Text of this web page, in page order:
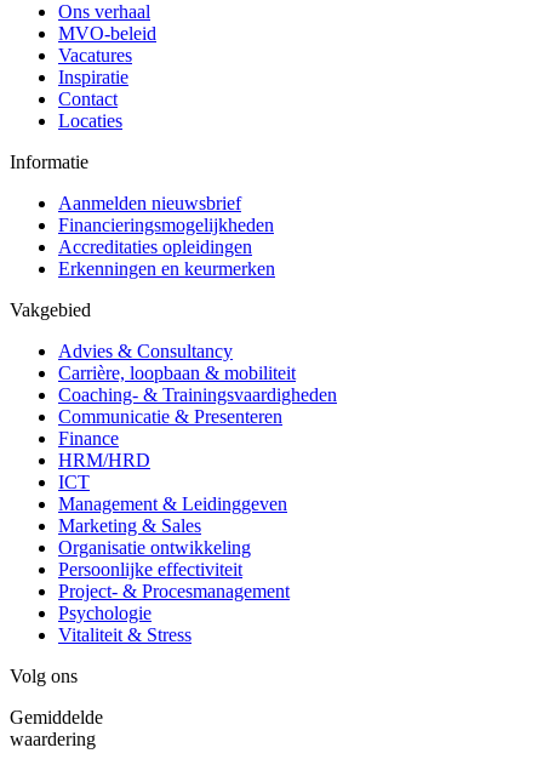
Ons verhaal
MVO-beleid
Vacatures
Inspiratie
Contact
Locaties
Informatie
Aanmelden nieuwsbrief
Financieringsmogelijkheden
Accreditaties opleidingen
Erkenningen en keurmerken
Vakgebied
Advies & Consultancy
Carrière, loopbaan & mobiliteit
Coaching- & Trainingsvaardigheden
Communicatie & Presenteren
Finance
HRM/HRD
ICT
Management & Leidinggeven
Marketing & Sales
Organisatie ontwikkeling
Persoonlijke effectiviteit
Project- & Procesmanagement
Psychologie
Vitaliteit & Stress
Volg ons
Gemiddelde
waardering